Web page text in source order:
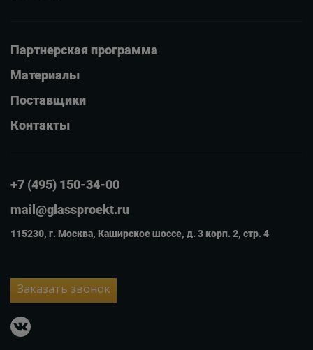
Партнерская программа
Материалы
Поставщики
Контакты
+7 (495) 150-34-00
mail@glassproekt.ru
115230, г. Москва, Каширское шоссе, д. 3 корп. 2, стр. 4
Заказать звонок
vkontakte